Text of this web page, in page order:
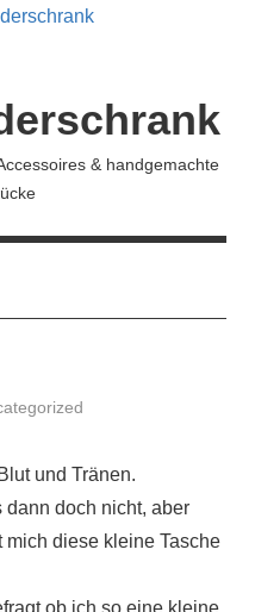
& handgemachte
und Tränen.
dann doch nicht, aber
diese kleine Tasche
ob ich so eine kleine